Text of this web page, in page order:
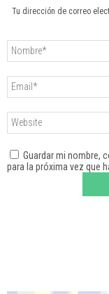
Tu dirección de correo
Guardar mi nombre,
para la próxima vez que